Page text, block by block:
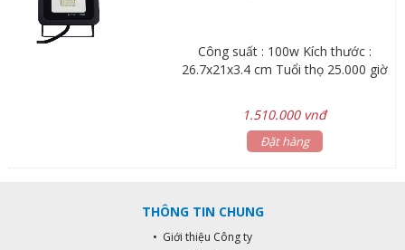
Công suất : 100w Kích thước :
26.7x21x3.4 cm Tuổi thọ 25.000 giờ
1.510.000 vnđ
Đặt hàng
THÔNG TIN CHUNG
• Giới thiệu Công ty